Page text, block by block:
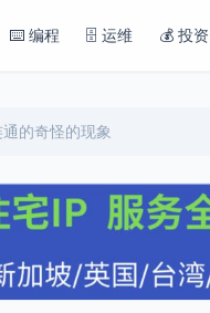
⌨️ 编程 🗄️ 运维 💰 投资
的奇怪的现象